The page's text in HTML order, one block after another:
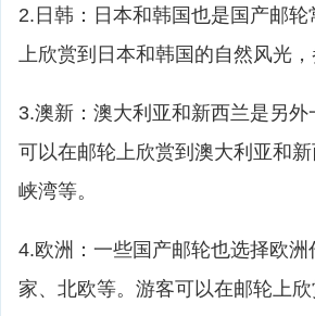
2.日韩：日本和韩国也是国产邮
上欣赏到日本和韩国的自然风光
3.澳新：澳大利亚和新西兰是另
可以在邮轮上欣赏到澳大利亚和
峡湾等。
4.欧洲：一些国产邮轮也选择欧
家、北欧等。游客可以在邮轮上